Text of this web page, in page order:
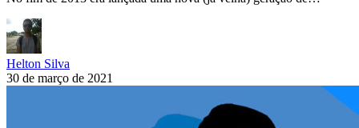
Helton Silva
30 de março de 2021